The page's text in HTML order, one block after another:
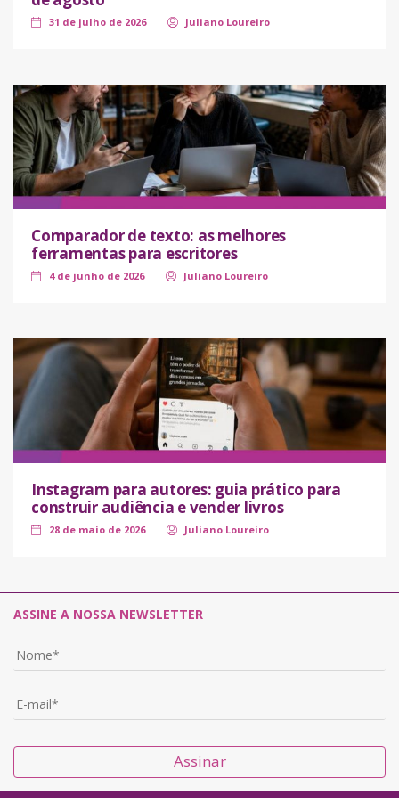
31 de julho de 2026 Juliano Loureiro
Comparador de texto: as melhores
ferramentas para escritores
4 de junho de 2026 Juliano Loureiro
Instagram para autores: guia prático para
construir audiência e vender livros
28 de maio de 2026 Juliano Loureiro
ASSINE A NOSSA NEWSLETTER
Assinar